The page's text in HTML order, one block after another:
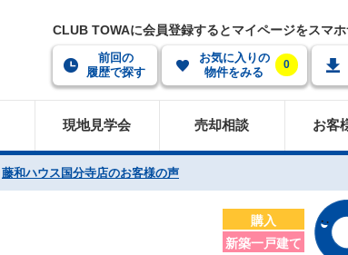
CLUB TOWAに会員登録するとマイページをスマホ
前回の
履歴で探す
お気に入りの
物件をみる
0
現地見学会 売却相談 お客
藤和ハウス国分寺店のお客様の声
購入
新築一戸建て